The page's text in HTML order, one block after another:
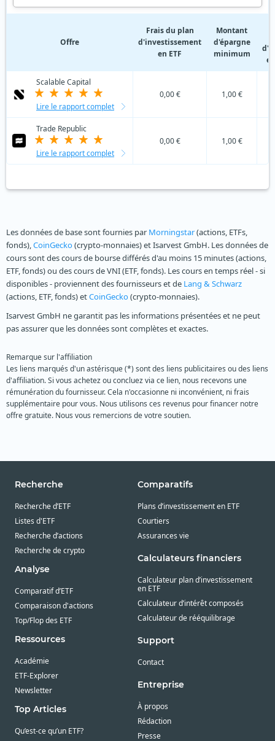
Offre
Frais du plan
d'investissement
en ETF
Montant
d'épargne
minimum
Scalable Capital
Lire le rapport complet
0,00 € 1,00 €
Trade Republic
Lire le rapport complet
0,00 € 1,00 €
Les données de base sont fournies par Morningstar(actions, ETFs,
fonds),CoinGecko(crypto-monnaies) et Isarvest GmbH. Les données de
cours sont des cours de bourse différés d'au moins 15 minutes (actions,
ETF, fonds) ou des cours de VNI (ETF, fonds). Les cours en temps réel - si
disponibles - proviennent des fournisseurs et de Lang & Schwarz
(actions, ETF, fonds) etCoinGecko(crypto-monnaies).
Isarvest GmbH ne garantit pas les informations présentées et ne peut
pas assurer que les données sont complètes et exactes.
Remarque sur l'affiliation
Les liens marqués d'un astérisque (*) sont des liens publicitaires ou des liens
d'affiliation. Si vous achetez ou concluez via ce lien, nous recevons une
rémunération du fournisseur. Cela n'occasionne ni inconvénient, ni frais
supplémentaire pour vous. Nous utilisons ces revenus pour financer notre
offre gratuite. Nous vous remercions de votre soutien.
Recherche
Recherche d’ETF
Listes d'ETF
Recherche d’actions
Recherche de crypto
Analyse
Comparatif d’ETF
Comparaison d'actions
Top/Flop des ETF
Ressources
Académie
ETF-Explorer
Newsletter
Top Articles
Qu’est-ce qu’un ETF?
Comparatifs
Plans d’investissement en ETF
Courtiers
Assurances vie
Calculateurs financiers
Calculateur plan d’investissement
en ETF
Calculateur d’intérêt composés
Calculateur de rééquilibrage
Support
Contact
Entreprise
À propos
Rédaction
Presse